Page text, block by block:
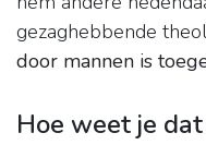
gezaghebbende
door mannen is
Hoe weet je